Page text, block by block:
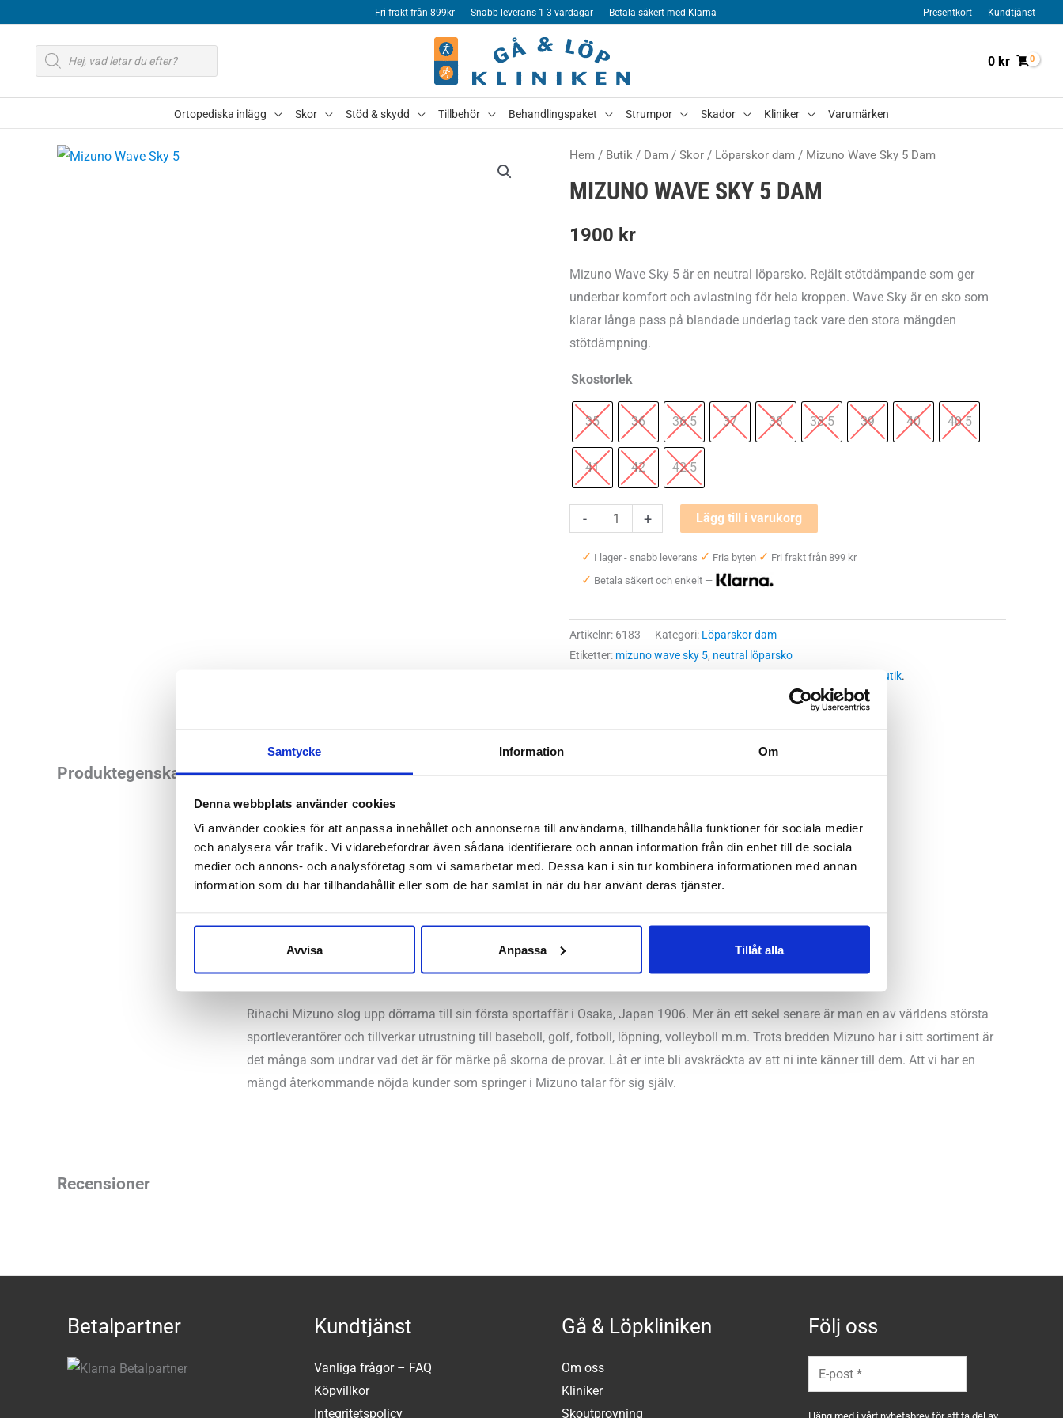
Samtycke Information Om
Denna webbplats använder cookies
Vi använder cookies för att anpassa innehållet och annonserna till användarna, tillhandahålla funktioner för sociala medier
och analysera vår trafik. Vi vidarebefordrar även sådana identifierare och annan information från din enhet till de sociala
medier och annons- och analysföretag som vi samarbetar med. Dessa kan i sin tur kombinera informationen med annan
information som du har tillhandahållit eller som de har samlat in när du har använt deras tjänster.
Avvisa Anpassa Tillåt alla
Fri frakt från 899kr Snabb leverans 1-3 vardagar Betala säkert med Klarna Presentkort Kundtjänst
Produktsökning
0 kr
Ortopediska inlägg Skor Stöd & skydd Tillbehör Behandlingspaket Strumpor Skador Kliniker Varumärken
Hem / Butik / Dam / Skor / Löparskor dam / Mizuno Wave Sky 5 Dam
MIZUNO WAVE SKY 5 DAM
1900 kr
Mizuno Wave Sky 5 är en neutral löparsko. Rejält stötdämpande som ger
underbar komfort och avlastning för hela kroppen. Wave Sky är en sko som
klarar långa pass på blandade underlag tack vare den stora mängden
stötdämpning.
Skostorlek
35 36 36.5 37 38 38.5 39 40 40.5
41 42 42.5
-
Mizuno
Wave
Sky
mängd
+ Lägg till i varukorg
✓ I lager - snabb leverans ✓ Fria byten ✓ Fri frakt från 899 kr
✓ Betala säkert och enkelt —
Artikelnr: 6183 Kategori: Löparskor dam
Etiketter: mizuno wave sky 5, neutral löparsko
butik.
Produktegenskaper Läst:Normal
Höjd:
Häl 37 mm – Framfot 29 mm
Häl-tå dropp:8 mm
MIZUNO
Rihachi Mizuno slog upp dörrarna till sin första sportaffär i Osaka, Japan 1906. Mer än ett sekel senare är man en av världens största
sportleverantörer och tillverkar utrustning till baseboll, golf, fotboll, löpning, volleyboll m.m. Trots bredden Mizuno har i sitt sortiment är
det många som undrar vad det är för märke på skorna de provar. Låt er inte bli avskräckta av att ni inte känner till dem. Att vi har en
mängd återkommande nöjda kunder som springer i Mizuno talar för sig själv.
Recensioner
Betalpartner Kundtjänst
Vanliga frågor – FAQ
Köpvillkor
Integritetspolicy
Gå & Löpkliniken
Om oss
Kliniker
Skoutprovning
Följ oss